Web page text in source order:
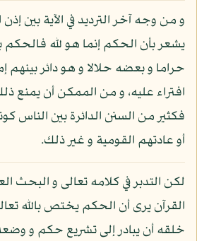
و من وجه آخر الترديد في الآية بين إذن
يشعر بأن الحكم إنما هو لله
حراما و بعضه حلالا و هو دائر بينهم
افتراء عليه، و من الممكن أن يمنع
فكثير من السنن الدائرة بين الناس
أو عادتهم القومية و غير ذلك.
لكن التدبر في كلامه تعالى و البحث
القرآن يرى أن الحكم يختص بالله
خلقه أن يبادر إلى تشريع حكم و